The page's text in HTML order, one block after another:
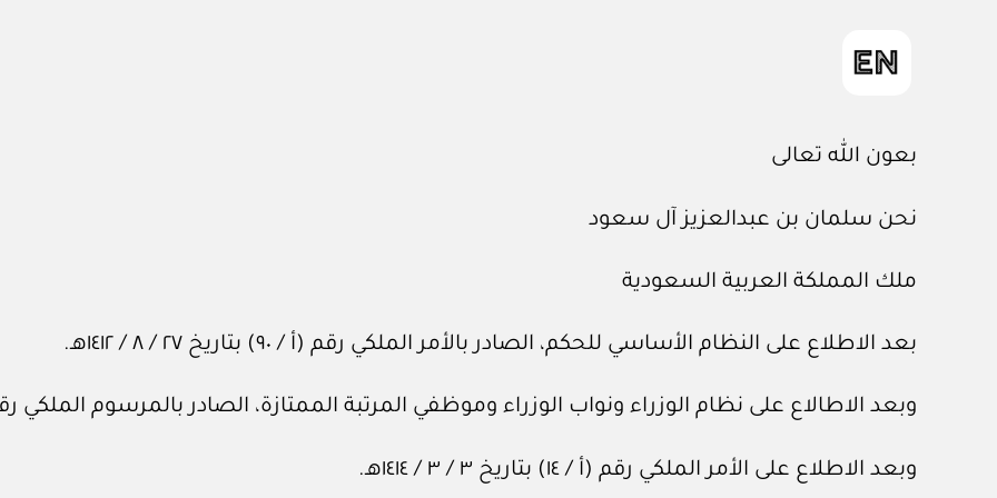
بعون الله تعالى
نحن سلمان بن عبدالعزيز آل سعود
ملك المملكة العربية السعودية
بعد الاطلاع على النظام الأساسي للحكم، الصادر بالأمر الملكي رقم (أ / ٩٠) بتاريخ ٢٧ / ٨ / ١٤١٢هـ.
وبعد الاطالاع على نظام الوزراء ونواب الوزراء وموظفي المرتبة الممتازة، الصادر بالمرسوم الملكي رقم (م / ١٠) بتاريخ ١٨ /
وبعد الاطلاع على الأمر الملكي رقم (أ / ١٤) بتاريخ ٣ / ٣ / ١٤١٤هـ.